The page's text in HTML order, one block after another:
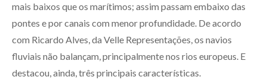
mais baixos que os marítimos; assim passam embaixo das
pontes e por canais com menor profundidade. De acordo
com Ricardo Alves, da Velle Representações, os navios
fluviais não balançam, principalmente nos rios europeus. E
destacou, ainda, três principais características.